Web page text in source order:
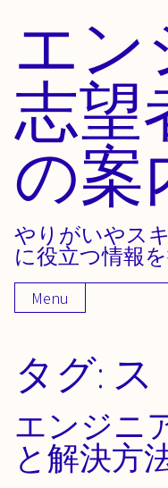
content
エン
志望
の案
やりがいやス
に役立つ情報
Menu
タグ: ス
エンジニ
と解決方